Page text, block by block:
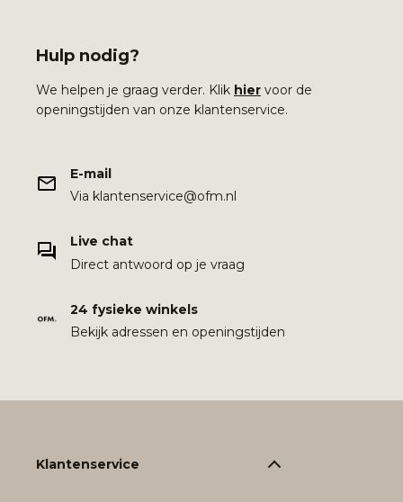
Hulp nodig?
We helpen je graag verder. Klik hier voor de
openingstijden van onze klantenservice.
E-mail
Via klantenservice@ofm.nl
Live chat
Direct antwoord op je vraag
24 fysieke winkels
Bekijk adressen en openingstijden
Klantenservice